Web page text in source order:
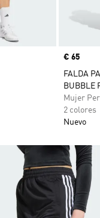
Precio
€ 65
FALDA
BUBBLE
Mujer
2 colores
Nuevo